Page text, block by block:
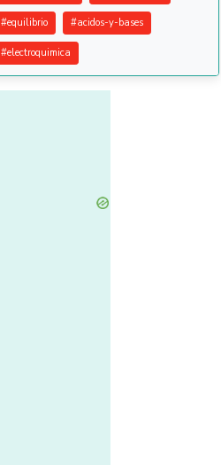
#equilibrio #acidos-y-bases
#electroquimica